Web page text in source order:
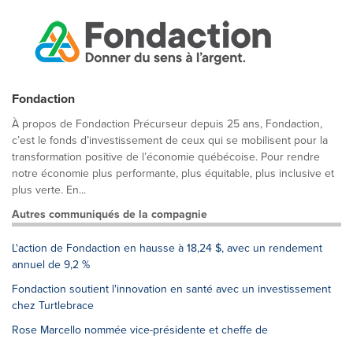
Fondaction
À propos de Fondaction Précurseur depuis 25 ans, Fondaction,
c’est le fonds d’investissement de ceux qui se mobilisent pour la
transformation positive de l’économie québécoise. Pour rendre
notre économie plus performante, plus équitable, plus inclusive et
plus verte. En...
Autres communiqués de la compagnie
L'action de Fondaction en hausse à 18,24 $, avec un rendement
annuel de 9,2 %
Fondaction soutient l'innovation en santé avec un investissement
chez Turtlebrace
Rose Marcello nommée vice-présidente et cheffe de